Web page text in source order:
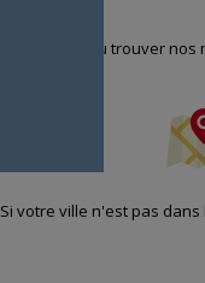
Pour savoir où trouver
Si votre ville n'est pas dans